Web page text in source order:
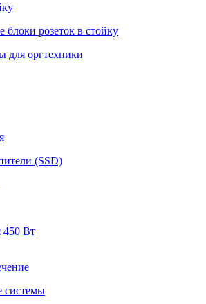
блоки розеток в стойку
для оргтехники
(SSD)
450 Вт
системы